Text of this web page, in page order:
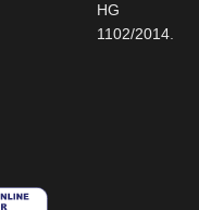
HG
1102/2014